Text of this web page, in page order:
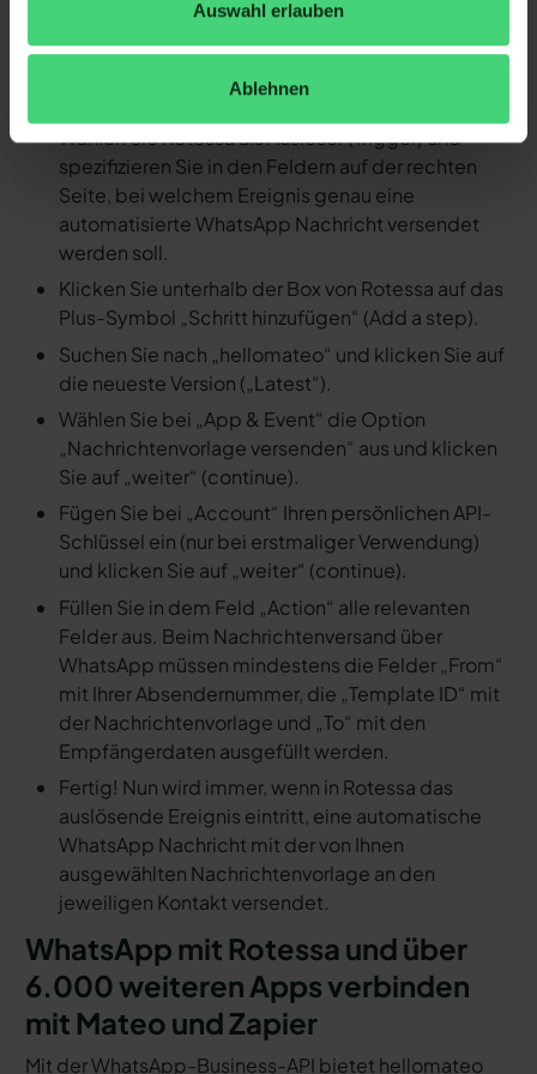
Auswahl erlauben
Ablehnen
Nachricht versenden
erstellen Sie einen neuen Zap.
Wählen Sie Rotessa als Auslöser (Trigger) und
spezifizieren Sie in den Feldern auf der rechten
Seite, bei welchem Ereignis genau eine
automatisierte WhatsApp Nachricht versendet
werden soll.
Klicken Sie unterhalb der Box von Rotessa auf das
Plus-Symbol „Schritt hinzufügen“ (Add a step).
Suchen Sie nach „hellomateo“ und klicken Sie auf
die neueste Version („Latest“).
Wählen Sie bei „App & Event“ die Option
„Nachrichtenvorlage versenden“ aus und klicken
Sie auf „weiter“ (continue).
Fügen Sie bei „Account“ Ihren persönlichen API-
Schlüssel ein (nur bei erstmaliger Verwendung)
und klicken Sie auf „weiter“ (continue).
Füllen Sie in dem Feld „Action“ alle relevanten
Felder aus. Beim Nachrichtenversand über
WhatsApp müssen mindestens die Felder „From“
mit Ihrer Absendernummer, die „Template ID“ mit
der Nachrichtenvorlage und „To“ mit den
Empfängerdaten ausgefüllt werden.
Fertig! Nun wird immer, wenn in Rotessa das
auslösende Ereignis eintritt, eine automatische
WhatsApp Nachricht mit der von Ihnen
ausgewählten Nachrichtenvorlage an den
jeweiligen Kontakt versendet.
WhatsApp mit Rotessa und über
6.000 weiteren Apps verbinden
mit Mateo und Zapier
Mit der WhatsApp-Business-API bietet hellomateo